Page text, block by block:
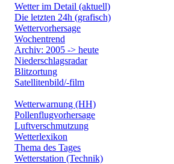
Wetter im Detail (aktuell)
Die letzten 24h (grafisch)
Wettervorhersage
Wochentrend
Archiv: 2005 -> heute
Niederschlagsradar
Blitzortung
Satellitenbild/-film
Wetterwarnung (HH)
Pollenflugvorhersage
Luftverschmutzung
Wetterlexikon
Thema des Tages
Wetterstation (Technik)